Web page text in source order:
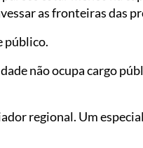
as fronteiras das
público.
não ocupa cargo
regional. Um